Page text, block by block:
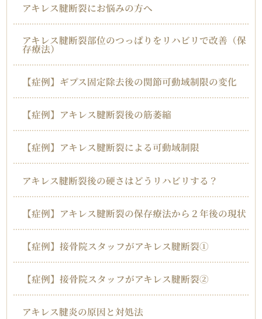
アキレス腱断裂にお悩みの方へ
アキレス腱断裂部位のつっぱりをリハビリで改善（保
存療法）
【症例】ギプス固定除去後の関節可動域制限の変化
【症例】アキレス腱断裂後の筋萎縮
【症例】アキレス腱断裂による可動域制限
アキレス腱断裂後の硬さはどうリハビリする？
【症例】アキレス腱断裂の保存療法から２年後の現状
【症例】接骨院スタッフがアキレス腱断裂①
【症例】接骨院スタッフがアキレス腱断裂②
アキレス腱炎の原因と対処法